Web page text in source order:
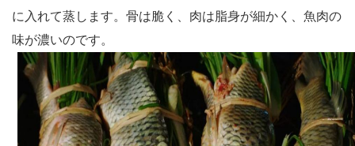
に入れて蒸します。骨は脆く、肉は脂身が細かく、魚肉の
味が濃いのです。